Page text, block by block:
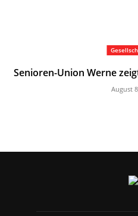
Senioren-Union Werne
August